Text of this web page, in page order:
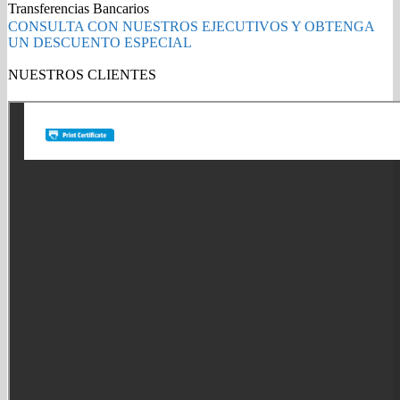
2300
PAG.
quantity
Transferencias Bancarios
CONSULTA CON NUESTROS EJECUTIVOS Y OBTENGA
UN DESCUENTO ESPECIAL
NUESTROS CLIENTES